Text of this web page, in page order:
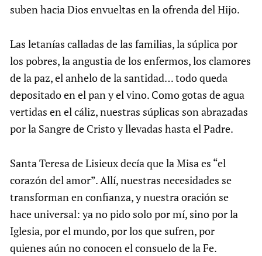
suben hacia Dios envueltas en la ofrenda del Hijo.
Las letanías calladas de las familias, la súplica por
los pobres, la angustia de los enfermos, los clamores
de la paz, el anhelo de la santidad… todo queda
depositado en el pan y el vino. Como gotas de agua
vertidas en el cáliz, nuestras súplicas son abrazadas
por la Sangre de Cristo y llevadas hasta el Padre.
Santa Teresa de Lisieux decía que la Misa es “el
corazón del amor”. Allí, nuestras necesidades se
transforman en confianza, y nuestra oración se
hace universal: ya no pido solo por mí, sino por la
Iglesia, por el mundo, por los que sufren, por
quienes aún no conocen el consuelo de la Fe.